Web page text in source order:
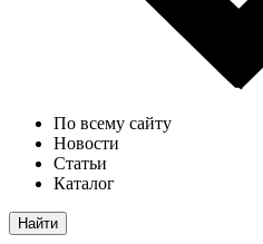
По всему сайту
Новости
Статьи
Каталог
Найти